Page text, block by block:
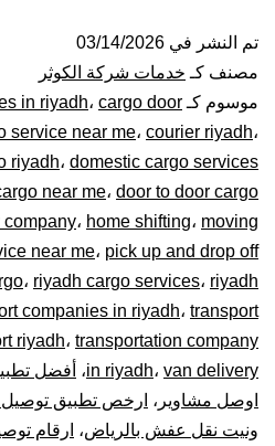
تم النشر في 03/14/2026
مصنف كـ خدمات شركة الكوثر
موسوم كـ
in riyadh، cargo door
service near me، courier riyadh،
riyadh، domestic cargo services
near me، door to door cargo
company، home shifting، moving
near me، pick up and drop off
، riyadh cargo services، riyadh
companies in riyadh، transport
riyadh، transportation company
in riyadh، van delivery ، أفضل
اوصل مشاوير ، ارخص تطبيق توصيل
ونيت نقل عفش بالرياض، ارقام